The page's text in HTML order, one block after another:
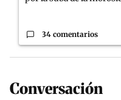
34 comentarios
Conversación